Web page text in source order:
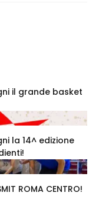
il grande basket
la 14^ edizione
ROMA CENTRO!